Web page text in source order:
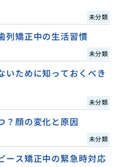
未分類
列矯正中の生活習慣
未分類
いために知っておくべき
未分類
？顔の変化と原因
未分類
ース矯正中の緊急時対応